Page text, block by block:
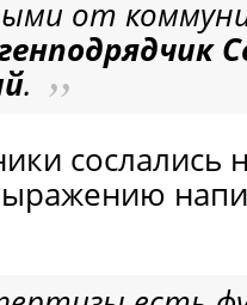
от
.
сослались